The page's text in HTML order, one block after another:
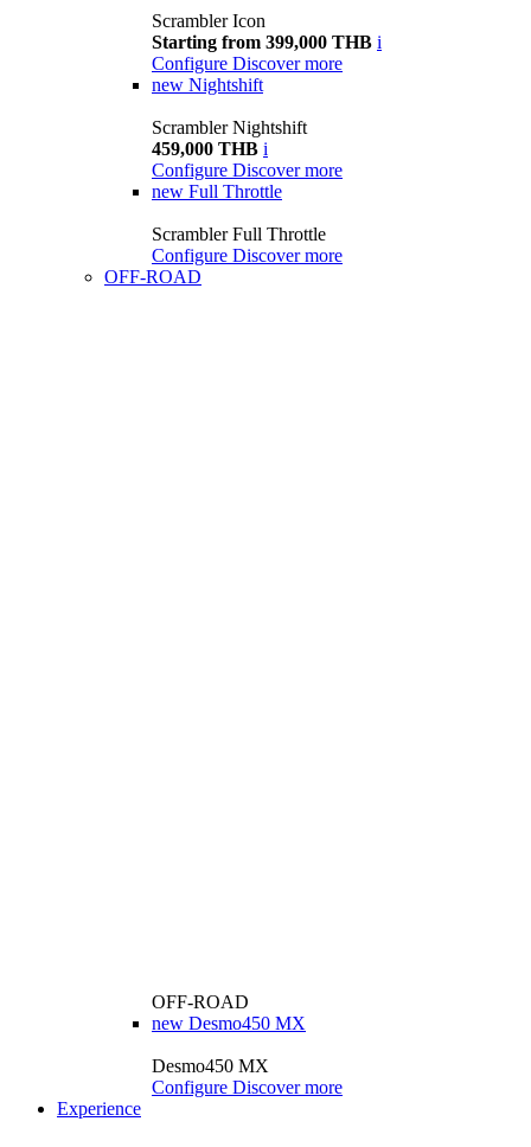
Scrambler Icon
Starting from 399,000 THB i
Configure Discover more
new Nightshift
Scrambler Nightshift
459,000 THB i
Configure Discover more
new Full Throttle
Scrambler Full Throttle
Configure Discover more
OFF-ROAD
OFF-ROAD
new Desmo450 MX
Desmo450 MX
Configure Discover more
Experience